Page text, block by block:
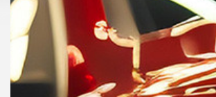
สต์
แนะนำ
เพล
ย์